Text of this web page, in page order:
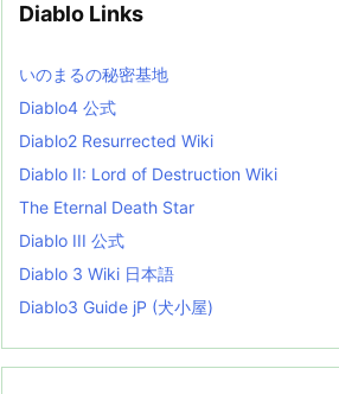
e
i
s
t
Diablo Links
いのまるの秘密基地
Diablo4 公式
Diablo2 Resurrected Wiki
Diablo II: Lord of Destruction Wiki
The Eternal Death Star
Diablo III 公式
Diablo 3 Wiki 日本語
Diablo3 Guide jP (犬小屋)